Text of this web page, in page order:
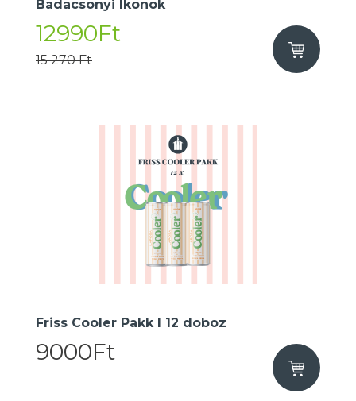
Badacsonyi Ikonok
12990Ft
15 270 Ft
Friss Cooler Pakk I 12 doboz
9000Ft